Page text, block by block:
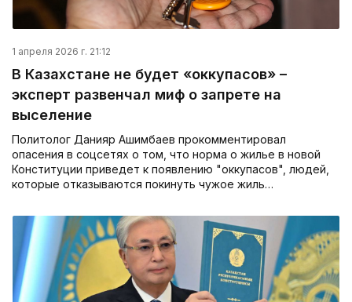
1 апреля 2026 г. 21:12
В Казахстане не будет «оккупасов» –
эксперт развенчал миф о запрете на
выселение
Политолог Данияр Ашимбаев прокомментировал
опасения в соцсетях о том, что норма о жилье в новой
Конституции приведет к появлению "оккупасов", людей,
которые отказываются покинуть чужое жиль…